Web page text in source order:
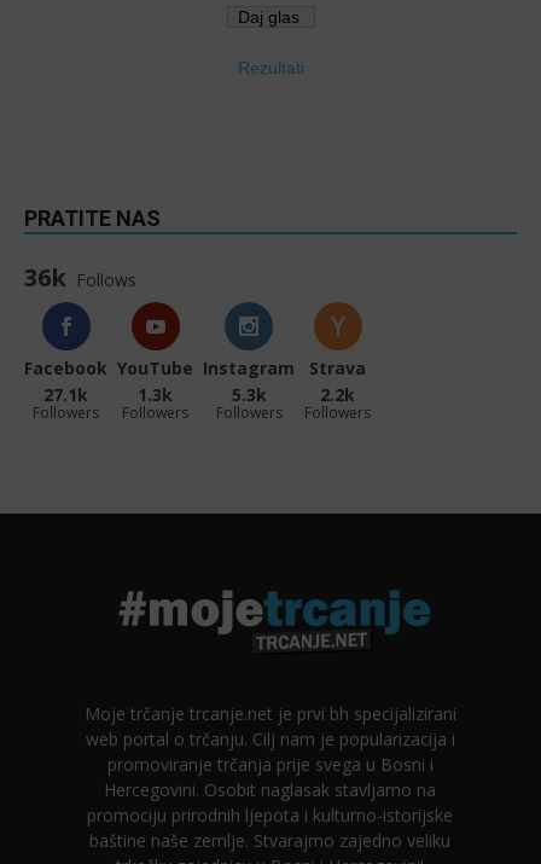
Rezultati
PRATITE NAS
36k Follows
Facebook
27.1k
Followers
YouTube
1.3k
Followers
Instagram
5.3k
Followers
Strava
2.2k
Followers
Moje trčanje trcanje.net je prvi bh specijalizirani
web portal o trčanju. Cilj nam je popularizacija i
promoviranje trčanja prije svega u Bosni i
Hercegovini. Osobit naglasak stavljamo na
promociju prirodnih ljepota i kulturno-istorijske
baštine naše zemlje. Stvarajmo zajedno veliku